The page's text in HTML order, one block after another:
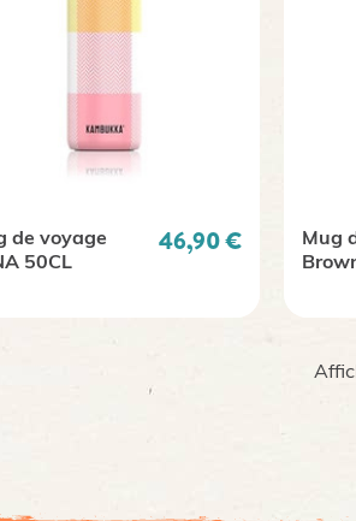
de voyage
50CL
Prix
46,90 €
Mug